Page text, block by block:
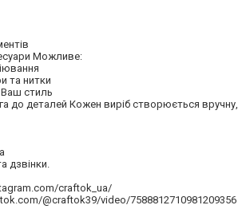
Можливе:
та нитки
Ваш стиль
до деталей Кожен виріб створюється вручну,
дзвінки.
craftok_ua/
@craftok39/video/7588812710981209356